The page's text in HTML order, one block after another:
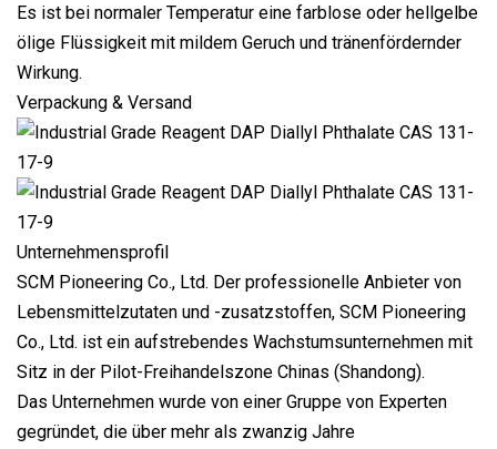
Es ist bei normaler Temperatur eine farblose oder hellgelbe
ölige Flüssigkeit mit mildem Geruch und tränenfördernder
Wirkung.
Verpackung & Versand
Unternehmensprofil
SCM Pioneering Co., Ltd. Der professionelle Anbieter von
Lebensmittelzutaten und -zusatzstoffen, SCM Pioneering
Co., Ltd. ist ein aufstrebendes Wachstumsunternehmen mit
Sitz in der Pilot-Freihandelszone Chinas (Shandong).
Das Unternehmen wurde von einer Gruppe von Experten
gegründet, die über mehr als zwanzig Jahre